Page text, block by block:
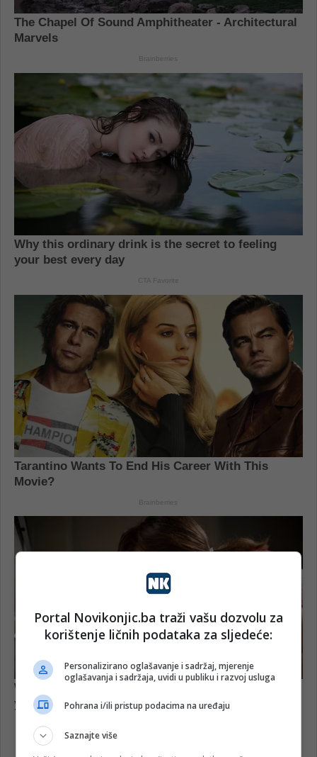
Portal Novikonjic.ba traži vašu dozvolu za
korištenje ličnih podataka za sljedeće:
Personalizirano oglašavanje i sadržaj, mjerenje
oglašavanja i sadržaja, uvidi u publiku i razvoj usluga
Pohrana i/ili pristup podacima na uređaju
Saznajte više